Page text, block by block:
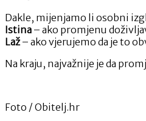
Dakle, mijenjamo li osobni
Istina – ako promjenu
Laž– ako vjerujemo da je to
Na kraju, najvažnije je da
Foto / Obitelj.hr